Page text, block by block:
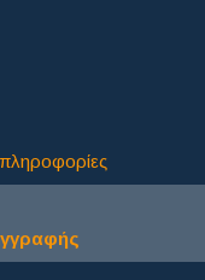
πληροφορίες